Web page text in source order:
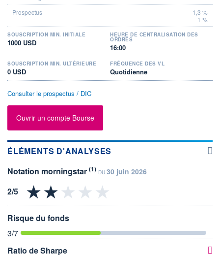
1,3 %
1 %
SOUSCRIPTION MIN. INITIALE
1000 USD
HEURE DE CENTRALISATION DES
ORDRES
16:00
SOUSCRIPTION MIN. ULTÉRIEURE
0 USD
FRÉQUENCE DES VL
Quotidienne
Consulter le prospectus / DIC
Ouvrir un compte Bourse
ÉLÉMENTS D'ANALYSES
Notation morningstar (1) DU 30 juin 2026
Risque du fonds
3/7
Ratio de Sharpe